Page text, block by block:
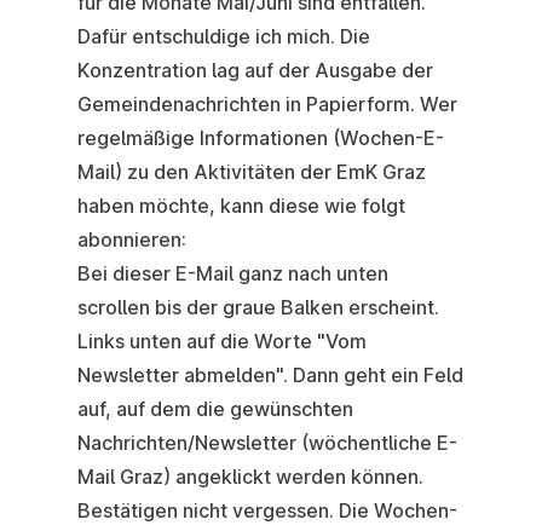
Dafür entschuldige ich mich. Die
Konzentration lag auf der Ausgabe der
Gemeindenachrichten in Papierform. Wer
regelmäßige Informationen (Wochen-E-
Mail) zu den Aktivitäten der EmK Graz
haben möchte, kann diese wie folgt
abonnieren:
Bei dieser E-Mail ganz nach unten
scrollen bis der graue Balken erscheint.
Links unten auf die Worte "Vom
Newsletter abmelden". Dann geht ein Feld
auf, auf dem die gewünschten
Nachrichten/Newsletter (wöchentliche E-
Mail Graz) angeklickt werden können.
Bestätigen nicht vergessen. Die Wochen-